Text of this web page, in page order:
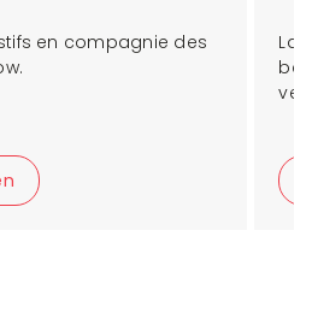
en compagnie des
bei